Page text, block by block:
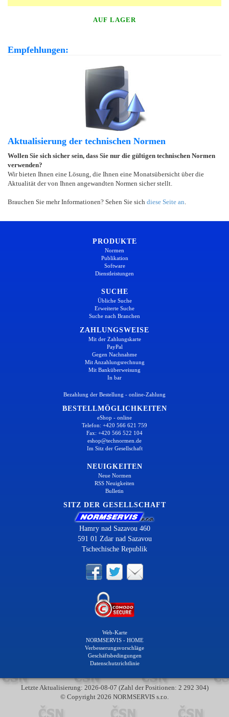
AUF LAGER
Empfehlungen:
Aktualisierung der technischen Normen
Wollen Sie sich sicher sein, dass Sie nur die gültigen technischen Normen
verwenden?
Wir bieten Ihnen eine Lösung, die Ihnen eine Monatsübersicht über die
Aktualität der von Ihnen angewandten Normen sicher stellt.
Brauchen Sie mehr Informationen? Sehen Sie sich diese Seite an
PRODUKTE
Normen
Publikation
Software
Dienstleistungen
SUCHE
Übliche Suche
Erweiterte Suche
Suche nach Branchen
ZAHLUNGSWEISE
Mit der Zahlungskarte
PayPal
Gegen Nachnahme
Mit Anzahlungsrechnung
Mit Banküberweisung
In bar
Bezahlung der Bestellung - online-Zahlung
BESTELLMÖGLICHKEITEN
eShop - online
Telefon: +420 566 621 759
Fax: +420 566 522 104
eshop@technormen.de
Im Sitz der Gesellschaft
NEUIGKEITEN
Neue Normen
RSS Neuigkeiten
Bulletin
SITZ DER GESELLSCHAFT
Hamry nad Sazavou 460
591 01 Zdar nad Sazavou
Tschechische Republik
Web-Karte
NORMSERVIS - HOME
Verbesserungsvorschläge
Geschäftsbedingungen
Datenschutzrichtlinie
Letzte Aktualisierung: 2026-08-07 (Zahl der Positionen: 2 292 304)
© Copyright 2026 NORMSERVIS s.r.o.